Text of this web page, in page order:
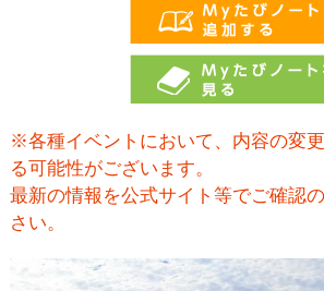
※各種イベントにおいて、内容の変
る可能性がございます。
最新の情報を公式サイト等でご確認
さい。